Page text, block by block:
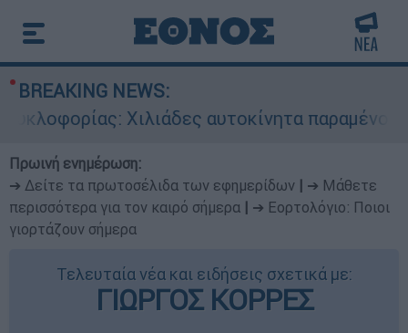
BREAKING NEWS:
Χιλιάδες αυτοκίνητα παραμένουν
Πρωινή ενημέρωση:
➔ Δείτε τα πρωτοσέλιδα των εφημερίδων
➔ Μάθετε
περισσότερα για τον καιρό σήμερα
➔ Εορτολόγιο: Ποιοι
γιορτάζουν σήμερα
Τελευταία νέα και ειδήσεις σχετικά με:
ΓΙΩΡΓΟΣ ΚΟΡΡΕΣ